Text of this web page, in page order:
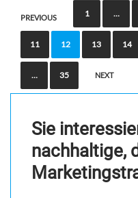
P
o
s
s
PREVIOUS 1 …
11 12 13 14
… 35 NEXT
Sie
nachhaltige,